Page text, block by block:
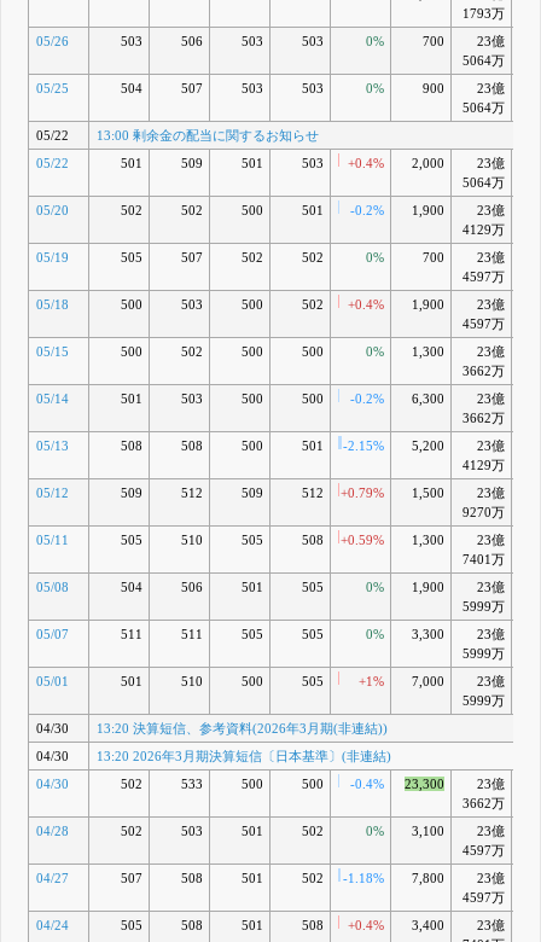
1793万
05/26 503 506 503 503 0% 700
23億
5064万
05/25 504 507 503 503 0% 900
23億
5064万
05/22
13:00 剰余金の配当に関するお知らせ
05/22
501 509 501 503 +0.4% 2,000
23億
5064万
05/20 502 502 500 501 -0.2% 1,900
23億
4129万
05/19 505 507 502 502 0% 700
23億
4597万
05/18 500 503 500 502 +0.4% 1,900
23億
4597万
05/15 500 502 500 500 0% 1,300
23億
3662万
05/14 501 503 500 500 -0.2% 6,300
23億
3662万
05/13 508 508 500 501 -2.15% 5,200
23億
4129万
05/12 509 512 509 512 +0.79% 1,500
23億
9270万
05/11
505 510 505 508 +0.59% 1,300
23億
7401万
05/08 504 506 501 505 0% 1,900
23億
5999万
05/07 511 511 505 505 0% 3,300
23億
5999万
05/01 501 510 500 505 +1% 7,000
23億
5999万
04/30
13:20 決算短信、参考資料(2026年3月期(非連結))
04/30
13:20 2026年3月期決算短信〔日本基準〕(非連結)
04/30
502 533 500 500 -0.4% 23,300
23億
3662万
04/28 502 503 501 502 0% 3,100
23億
4597万
04/27 507 508 501 502 -1.18% 7,800
23億
4597万
04/24 505 508 501 508 +0.4% 3,400
23億